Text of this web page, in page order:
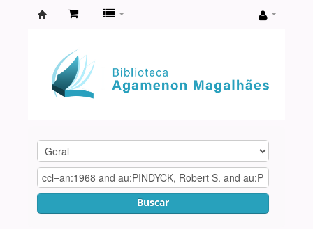
Agamenon
Magalhães
Buscar